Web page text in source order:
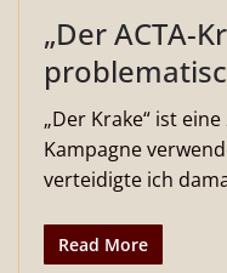
„Der ACTA-
„Der Krake“ ist
Kampagne
verteidigte ich
Read More